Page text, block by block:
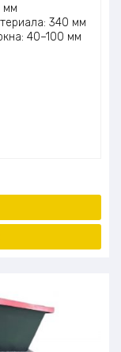
мм
340 мм
40–100 мм